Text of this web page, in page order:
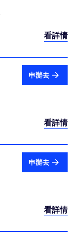
看詳情
申辦去
看詳情
申辦去
看詳情